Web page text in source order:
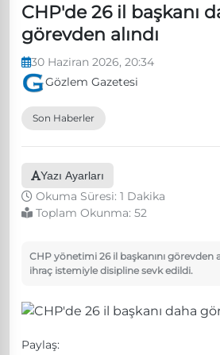
Özgür Özel, Ekrem
Ünlü çift bir etkinliğe daha
Boykot
CHP'de 26 il başkanı
görevden alındı
30 Haziran 2026, 20:34
Gözlem Gazetesi
Son Haberler
Yazı Ayarları
Okuma Süresi: 1 Dakika
Toplam Okunma: 52
CHP yönetimi 26 il başkanını görevden
ihraç istemiyle disipline sevk edildi.
Paylaş: